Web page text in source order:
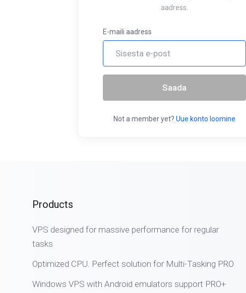
aadress.
E-maili aadress
Saada
Not a member yet? Uue konto loomine
Products
VPS designed for massive performance for regular
tasks
Optimized CPU. Perfect solution for Multi-Tasking PRO
Windows VPS with Android emulators support PRO+